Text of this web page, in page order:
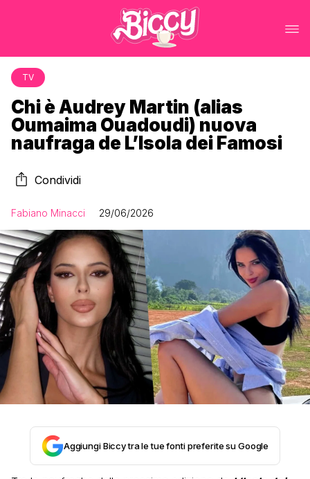
TV
Chi è Audrey Martin (alias
Oumaima Ouadoudi) nuova
naufraga de L’Isola dei Famosi
Condividi
Fabiano Minacci 29/06/2026
Aggiungi Biccy tra le tue fonti preferite su Google